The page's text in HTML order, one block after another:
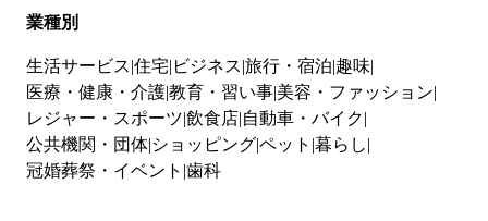
業種別
生活サービス 住宅 ビジネス 旅行・宿泊 趣味
医療・健康・介護教育・習い事 美容・ファッション
レジャー・スポーツ 飲食店 自動車・バイク
公共機関・団体 ショッピングペット 暮らし
冠婚葬祭・イベント 歯科